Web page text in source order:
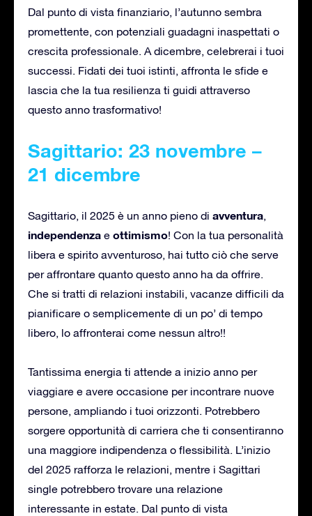
Dal punto di vista finanziario, l’autunno sembra
promettente, con potenziali guadagni inaspettati o
crescita professionale. A dicembre, celebrerai i tuoi
successi. Fidati dei tuoi istinti, affronta le sfide e
lascia che la tua resilienza ti guidi attraverso
questo anno trasformativo!
Sagittario: 23 novembre –
21 dicembre
Sagittario, il 2025 è un anno pieno di avventura,
independenza e ottimismo! Con la tua personalità
libera e spirito avventuroso, hai tutto ciò che serve
per affrontare quanto questo anno ha da offrire.
Che si tratti di relazioni instabili, vacanze difficili da
pianificare o semplicemente di un po’ di tempo
libero, lo affronterai come nessun altro!!
Tantissima energia ti attende a inizio anno per
viaggiare e avere occasione per incontrare nuove
persone, ampliando i tuoi orizzonti. Potrebbero
sorgere opportunità di carriera che ti consentiranno
una maggiore indipendenza o flessibilità. L’inizio
del 2025 rafforza le relazioni, mentre i Sagittari
single potrebbero trovare una relazione
interessante in estate. Dal punto di vista